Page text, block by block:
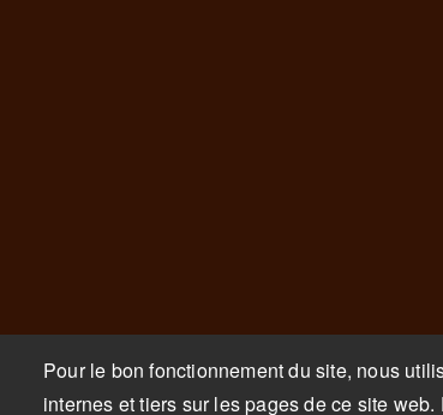
Pour le bon fonctionnement du site, nous
internes et tiers sur les pages de ce site